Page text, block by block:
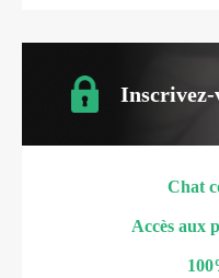
Inscrivez-
Chat
Accès aux